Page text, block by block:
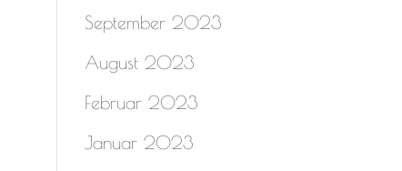
September 2023
August 2023
Februar 2023
Januar 2023